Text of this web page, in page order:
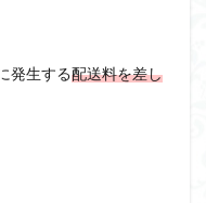
発生する配送料を差し